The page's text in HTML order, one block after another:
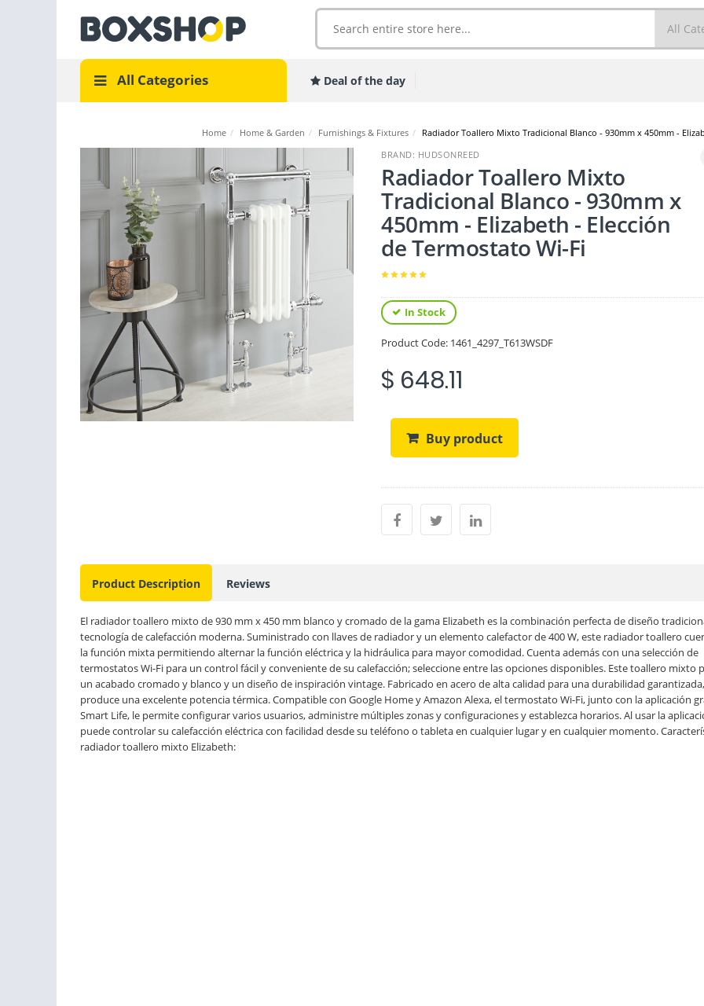
All Categories Deal of the day
Home / Home & Garden / Furnishings & Fixtures / Radiador Toallero Mixto Tradicional Blanco - 930mm x 450mm -
BRAND: HUDSONREED
Radiador Toallero Mixto
Tradicional Blanco - 930mm x
450mm - Elizabeth - Elección
de Termostato Wi-Fi
In Stock
Product Code: 1461_4297_T613WSDF
$ 648.11
Buy product
Product Description Reviews
El radiador toallero mixto de 930 mm x 450 mm blanco y cromado de la gama Elizabeth es la combinación perfecta de diseño
tecnología de calefacción moderna. Suministrado con llaves de radiador y un elemento calefactor de 400 W, este radiador toallero
la función mixta permitiendo alternar la función eléctrica y la hidráulica para mayor comodidad. Cuenta además con una selección de
termostatos Wi-Fi para un control fácil y conveniente de su calefacción; seleccione entre las opciones disponibles. Este toallero mixto
un acabado cromado y blanco y un diseño de inspiración vintage. Fabricado en acero de alta calidad para una durabilidad garantizada,
produce una excelente potencia térmica. Compatible con Google Home y Amazon Alexa, el termostato Wi-Fi, junto con la aplicación
Smart Life, le permite configurar varios usuarios, administre múltiples zonas y configuraciones y establezca horarios. Al usar la
puede controlar su calefacción eléctrica con facilidad desde su teléfono o tableta en cualquier lugar y en cualquier momento.
radiador toallero mixto Elizabeth: